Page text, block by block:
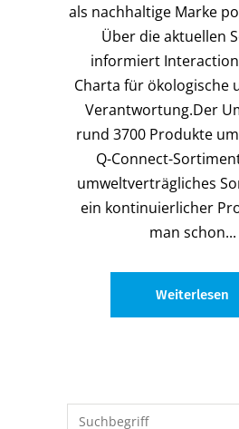
als nachhaltige Marke
Über die aktuellen
informiert
Charta für ökologische
Verantwortung.Der
rund 3700 Produkte
Q-Connect-
umweltverträgliches
ein kontinuierlicher
man schon...
Weiterlesen